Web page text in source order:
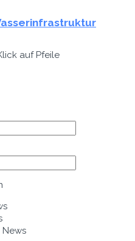
auf Pfeile
News